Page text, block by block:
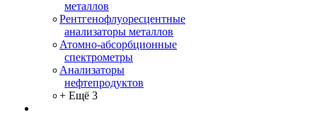
металлов
Рентгенофлуоресцентные
анализаторы металлов
Атомно-абсорбционные
спектрометры
Анализаторы
нефтепродуктов
+ Ещё 3